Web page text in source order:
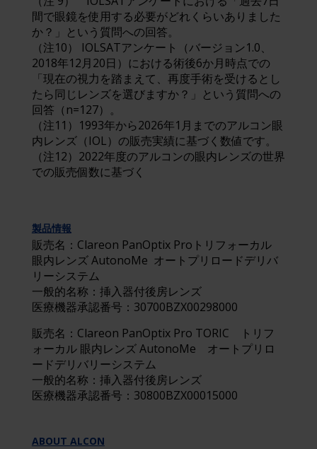
間で眼鏡を使用する必要がどれくらいありました
か？」という質問への回答。
（注10） IOLSATアンケート（バージョン1.0、
2018年12月20日）における術後6か月時点での
「現在の視力を踏まえて、再度手術を受けるとし
たら同じレンズを選びますか？」という質問への
回答（n=127）。
（注11）1993年から2026年1月までのアルコン眼
内レンズ（IOL）の販売実績に基づく数値です。
（注12）2022年度のアルコンの眼内レンズの世界
での販売個数に基づく
製品情報
販売名：Clareon PanOptix Proトリフォーカル
眼内レンズ AutonoMe オートプリロードデリバ
リーシステム
一般的名称：挿入器付後房レンズ
医療機器承認番号：30700BZX00298000
販売名：Clareon PanOptix Pro TORIC トリフ
ォーカル 眼内レンズ AutonoMe オートプリロ
ードデリバリーシステム
一般的名称：挿入器付後房レンズ
医療機器承認番号：30800BZX00015000
ABOUT ALCON